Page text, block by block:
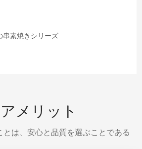
串素焼きシリーズ
メリット
とは、安心と品質を選ぶことである